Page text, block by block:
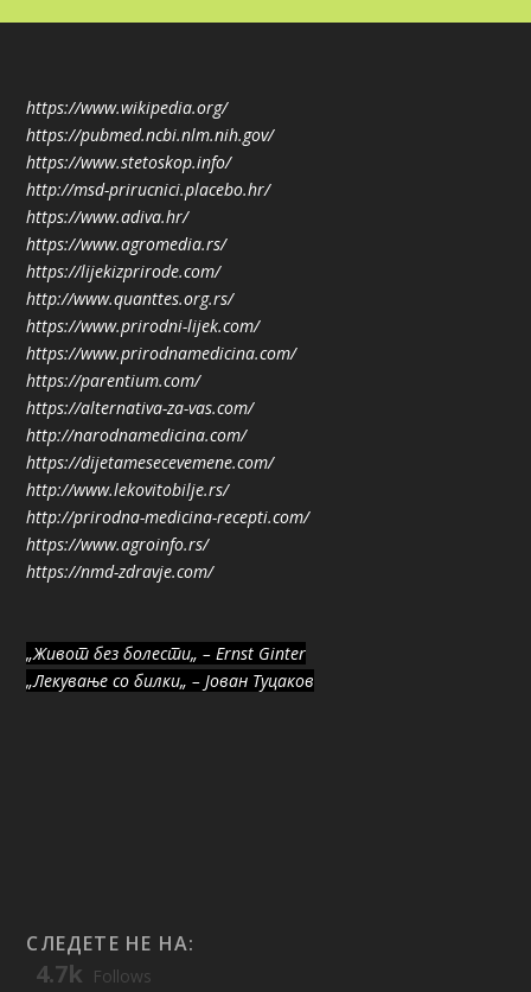
https://www.wikipedia.org/
https://pubmed.ncbi.nlm.nih.gov/
https://www.stetoskop.info/
http://msd-prirucnici.placebo.hr/
https://www.adiva.hr/
https://www.agromedia.rs/
https://lijekizprirode.com/
http://www.quanttes.org.rs/
https://www.prirodni-lijek.com/
https://www.prirodnamedicina.com/
https://parentium.com/
https://alternativa-za-vas.com/
http://narodnamedicina.com/
https://dijetamesecevemene.com/
http://www.lekovitobilje.rs/
http://prirodna-medicina-recepti.com/
https://www.agroinfo.rs/
https://nmd-zdravje.com/
„Живот без болести„ – Ernst Ginter
„Лекување со билки„ – Јован Туцаков
СЛЕДЕТЕ НЕ НА:
4.7k Follows